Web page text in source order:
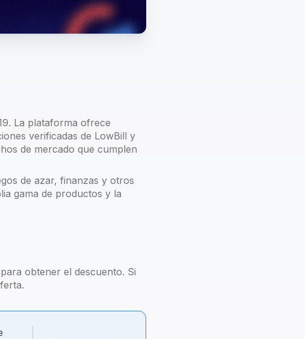
La plataforma ofrece
verificadas de LowBill y
de mercado que cumplen
de azar, finanzas y otros
gama de productos y la
para obtener el descuento. Si